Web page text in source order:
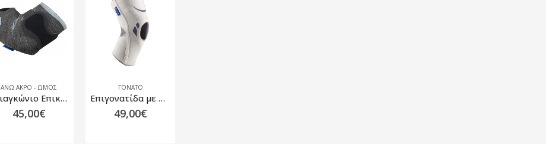
ΆΝΩ ΆΚΡΟ - ΏΜΟΣ
Επιαγκώνιο Επικονδυλίτιδας Thuasne Silistab Epi 2305
45,00€
ΓΌΝΑΤΟ
Επιγονατίδα με Σπειροειδείς Μπανέλες και Δακτύλιο Σιλικόνης Thuasne Silistab Genu – Λευκό
49,00€